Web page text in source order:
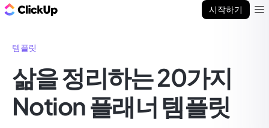
시작하기
템플릿
삶을 정리하는 20가지
Notion 플래너 템플릿